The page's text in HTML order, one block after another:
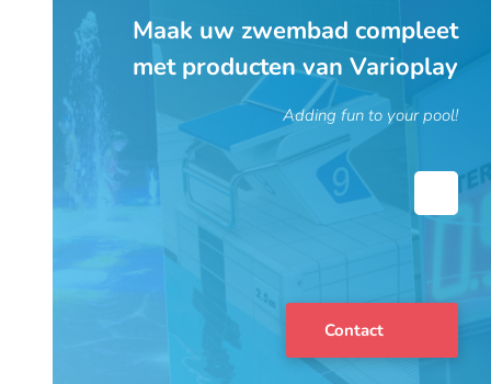
Maak uw zwembad compleet
met producten van Varioplay
Adding fun to your pool!
Contact